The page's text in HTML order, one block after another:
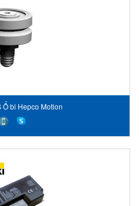
bi Hepco Motion